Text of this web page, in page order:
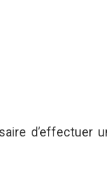
d’effectuer